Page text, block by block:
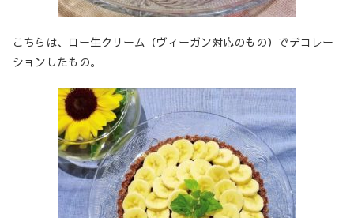
こちらは、ロー生クリーム（ヴィーガン対応のもの）でデコレー
ションしたもの。